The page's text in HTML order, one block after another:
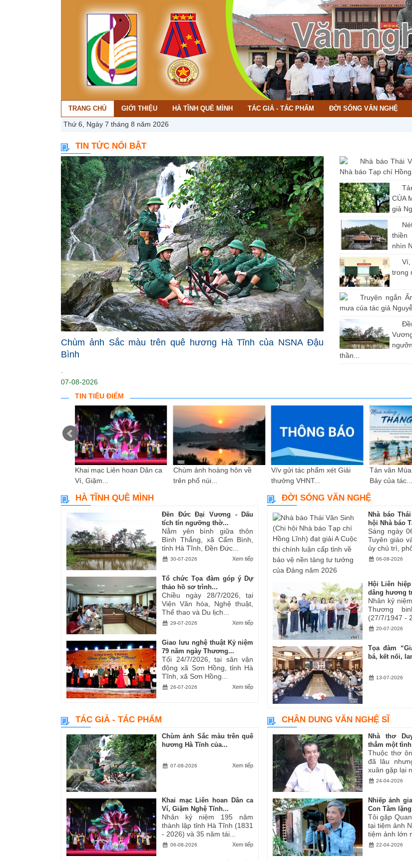
TRANG CHỦ GIỚI THIỆU HÀ TĨNH QUÊ MÌNH TÁC GIẢ - TÁC PHẨM ĐỜI SỐNG VĂN NGHỆ
Thứ 6, Ngày 7 tháng 8 năm 2026
TIN TỨC NỔI BẬT
Chùm ảnh Sắc màu trên quê hương Hà Tĩnh của NSNA Đậu
Bình
.
07-08-2026
Nhà báo Thái
Nhà báo Tạp chí
CỦA
giả
nhìn
trong
Truyện ngắn
mưa của tác giả
thần...
TIN TIÊU ĐIỂM
Khai mạc Liên hoan Dân ca
Ví, Giặm...
Chùm ảnh hoàng hôn về
trên phố núi...
V/v gửi tác phẩm xét Giải
thưởng VHNT...
Tản văn
Bảy của tác...
HÀ TĨNH QUÊ MÌNH
Đền Đức Đại Vương - Dấu
tích tín ngưỡng thờ...
Nằm yên bình giữa thôn
Bình Thắng, xã Cẩm Bình,
tỉnh Hà Tĩnh, Đền Đức...
Xem tiếp
30-07-2026
Tổ chức Tọa đàm góp ý Dự
thảo hồ sơ trình...
Chiều ngày 28/7/2026, tại
Viện Văn hóa, Nghệ thuật,
Thể thao và Du lịch...
Xem tiếp
29-07-2026
Giao lưu nghệ thuật Kỷ niệm
79 năm ngày Thương...
Tối 24/7/2026, tại sân vận
động xã Sơn Hồng, tỉnh Hà
Tĩnh, xã Sơn Hồng...
Xem tiếp
26-07-2026
ĐỜI SỐNG VĂN NGHỆ
Nhà báo
hội Nhà báo
Sáng ngày
Tuyên giáo
ủy chủ trì,
06-08-2026
Hội Liên
dâng hương
Nhân kỷ
Thương
(27/7/1947 -
20-07-2026
Tọa đàm
bá, kết nối,
13-07-2026
TÁC GIẢ - TÁC PHẨM
Chùm ảnh Sắc màu trên quê
hương Hà Tĩnh của...
Xem tiếp
07-08-2026
Khai mạc Liên hoan Dân ca
Ví, Giặm Nghệ Tĩnh...
Nhân kỷ niệm 195 năm
thành lập tỉnh Hà Tĩnh (1831
- 2026) và 35 năm tái...
Xem tiếp
06-08-2026
CHÂN DUNG VĂN NGHỆ SĨ
Nhà thơ
thẳm một
Thuộc thơ
đã lâu
xuân gặp lại
24-04-2026
Nhiếp ảnh
Con Tằm
Tôi gặp
tại tiệm ảnh
tiệm ảnh lớn
22-04-2026